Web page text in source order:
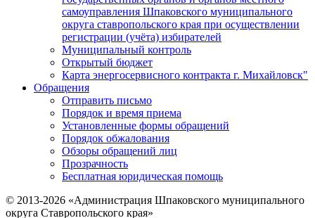
самоуправления Шпаковского муниципального
округа ставропольского края при осуществлении
регистрации (учёта) избирателей
Муниципальный контроль
Открытый бюджет
Карта энергосервисного контракта г. Михайловск"
Обращения
Отправить письмо
Порядок и время приема
Установленные формы обращений
Порядок обжалования
Обзоры обращений лиц
Прозрачность
Бесплатная юридическая помощь
© 2013-2026 «Администрация Шпаковского муниципального
округа Ставропольского края»